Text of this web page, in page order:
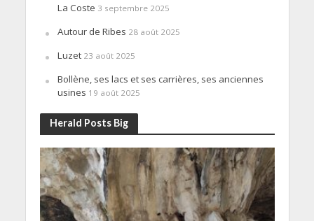
La Coste 3 septembre 2025
Autour de Ribes 28 août 2025
Luzet 23 août 2025
Bollène, ses lacs et ses carrières, ses anciennes
usines 19 août 2025
Herald Posts Big